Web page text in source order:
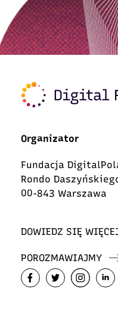
Organizator
Fundacja
Rondo
00-843 Warszawa
DOWIEDZ SIĘ
POROZMAWIAJMY